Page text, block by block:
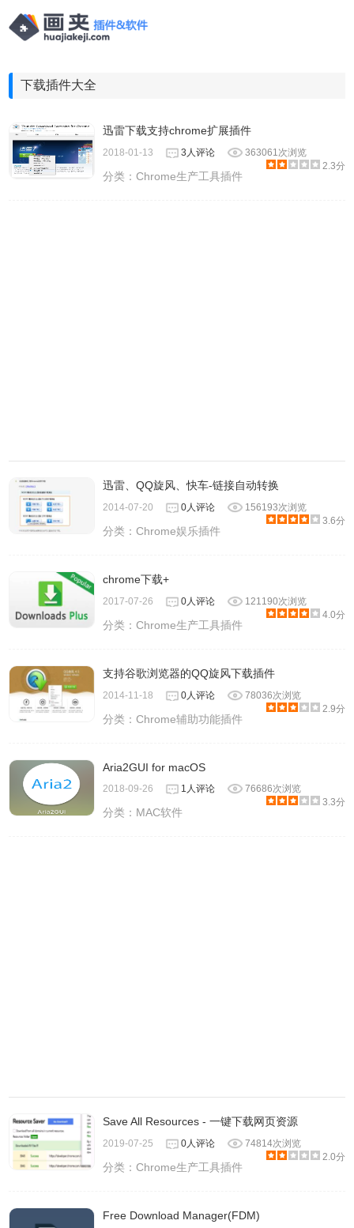
下载插件大全
迅雷下载支持chrome扩展插件
2018-01-13 3人评论
363061次浏览
2.3分
分类：Chrome生产工具插件
迅雷、QQ旋风、快车-链接自动转换
2014-07-20 0人评论
156193次浏览
3.6分
分类：Chrome娱乐插件
chrome下载+
2017-07-26 0人评论
121190次浏览
4.0分
分类：Chrome生产工具插件
支持谷歌浏览器的QQ旋风下载插件
2014-11-18 0人评论
78036次浏览
2.9分
分类：Chrome辅助功能插件
Aria2GUI for macOS
2018-09-26 1人评论
76686次浏览
3.3分
分类： MAC软件
Save All Resources - 一键下载网页资源
2019-07-25 0人评论
74814次浏览
2.0分
分类：Chrome生产工具插件
Free Download Manager(FDM)